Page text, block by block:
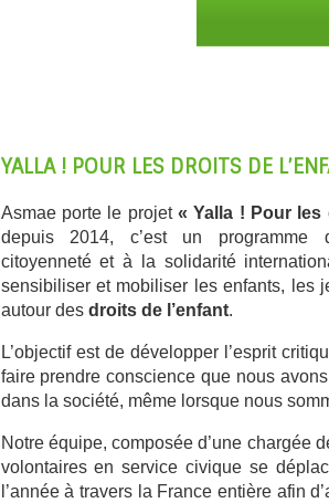
YALLA ! POUR LES DROITS DE
Asmae porte le projet « Yalla ! Pour les
depuis 2014, c’est un programme
citoyenneté et à la solidarité
sensibiliser et mobiliser les enfants, les
autour des droits de l’enfant.
L’objectif est de développer l’esprit
faire prendre conscience que nous
dans la société, même lorsque nous
Notre équipe, composée d’une chargée
volontaires en service civique se
l’année à travers la France entière afin